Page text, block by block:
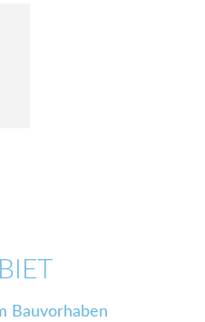
Bauvorhaben